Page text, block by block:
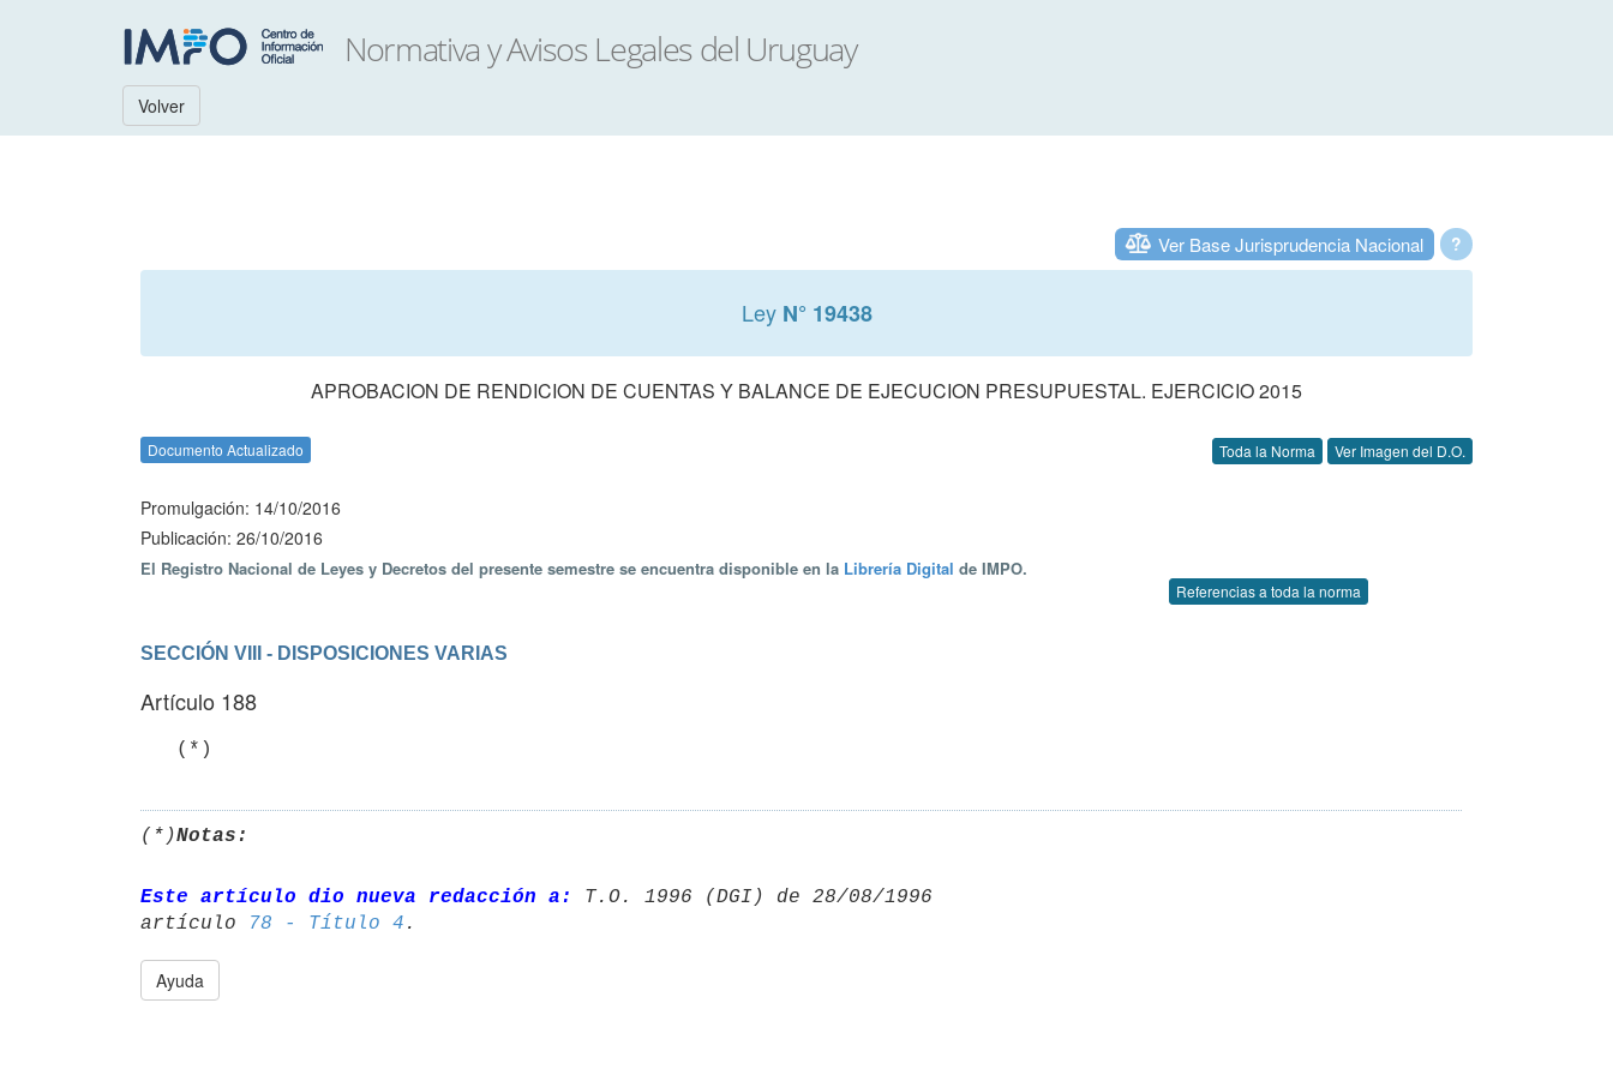
Volver
?
Ver Base Jurisprudencia Nacional
Ley N° 19438
APROBACION DE RENDICION DE CUENTAS Y BALANCE DE EJECUCION PRESUPUESTAL. EJERCICIO 2015
Documento Actualizado Toda la Norma Ver Imagen del D.O.
Promulgación: 14/10/2016
Publicación: 26/10/2016
El Registro Nacional de Leyes y Decretos del presente semestre se encuentra disponible en la Librería Digital de IMPO.
Referencias a toda la norma
SECCIÓN VIII - DISPOSICIONES VARIAS
Artículo 188
(*)Notas:
Este artículo dio nueva redacción a:
T.O. 1996 (DGI) de 28/08/1996
artículo
78 - Título 4
Ayuda